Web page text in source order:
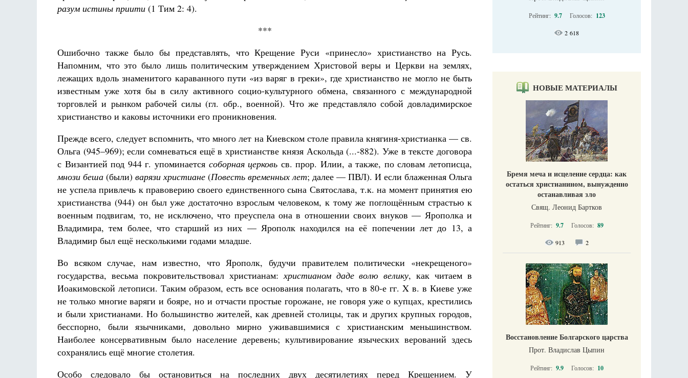
разум истины приити (1 Тим 2: 4).
***
Ошибочно также было бы представлять, что Крещение Руси «принесло» христианство на Русь.
Напомним, что это было лишь политическим утверждением Христовой веры и Церкви на землях,
лежащих вдоль знаменитого караванного пути «из варяг в греки», где христианство не могло не быть
известным уже хотя бы в силу активного социо-культурного обмена, связанного с международной
торговлей и рынком рабочей силы (гл. обр., военной). Что же представляло собой довладимирское
христианство и каковы источники его проникновения.
Прежде всего, следует вспомнить, что много лет на Киевском столе правила княгиня-христианка — св.
Ольга (945–969); если сомневаться ещё в христианстве князя Аскольда (...-882). Уже в тексте договора
с Византией под 944 г. упоминается соборная церковь св. прор. Илии, а также, по словам летописца,
мнози беша (были) варязи христиане (Повесть временных лет; далее — ПВЛ). И если блаженная Ольга
не успела привлечь к правоверию своего единственного сына Святослава, т.к. на момент принятия ею
христианства (944) он был уже достаточно взрослым чело­веком, к тому же погло­щённым страстью к
военным подвигам, то, не исключено, что преуспела она в отношении своих внуков — Ярополка и
Владимира, тем более, что старший из них — Ярополк находился на её попечении лет до 13, а
Владимир был ещё несколькими годами младше.
Во всяком случае, нам известно, что Ярополк, будучи правителем политически «некрещеного»
государства, весьма покровительствовал христианам:христианом даде волю велику, как читаем в
Иоакимовской летописи. Таким образом, есть все основания полагать, что в 80-е гг. X в. в Киеве уже
не только многие варяги и бояре, но и отчасти простые горожане, не говоря уже о купцах, крестились
и были христианами. Но большинство жителей, как древней столицы, так и других крупных городов,
бесспорно, были язычниками, довольно мирно уживавшимися с христианским меньшинством.
Наиболее консервативным было население деревень; культивирование языческих верований здесь
сохранялись ещё многие столетия.
Особо следовало бы остановиться на последних двух десятилетиях перед Крещением. У
Рейтинг: 9.7 Голосов: 123
2 618
НОВЫЕ МАТЕРИАЛЫ
Бремя меча и исцеление сердца: как
остаться христианином, вынужденно
останавливая зло
Свящ. Леонид Бартков
Рейтинг: 9.7 Голосов: 89
913 2
Восстановление Болгарского царства
Прот. Владислав Цыпин
Рейтинг: 9.9 Голосов: 10